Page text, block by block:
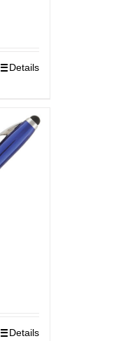
Details
Details